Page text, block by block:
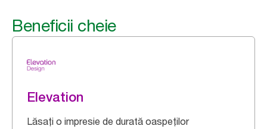
Beneficii cheie
Elevation
Lăsați o impresie de durată oaspeților